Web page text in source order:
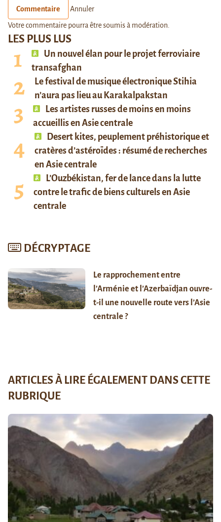
LES PLUS LUS
Un nouvel élan pour le projet ferroviaire
transafghan
Le festival de musique électronique Stihia
n’aura pas lieu au Karakalpakstan
Les artistes russes de moins en moins
accueillis en Asie centrale
Desert kites, peuplement préhistorique et
cratères d’astéroïdes : résumé de recherches
en Asie centrale
L’Ouzbékistan, fer de lance dans la lutte
contre le trafic de biens culturels en Asie
centrale
DÉCRYPTAGE
Le rapprochement entre
l’Arménie et l’Azerbaïdjan ouvre-
t-il une nouvelle route vers l’Asie
centrale ?
Commentaire Annuler
Votre commentaire pourra être soumis à modération.
ARTICLES À LIRE ÉGALEMENT DANS CETTE
RUBRIQUE